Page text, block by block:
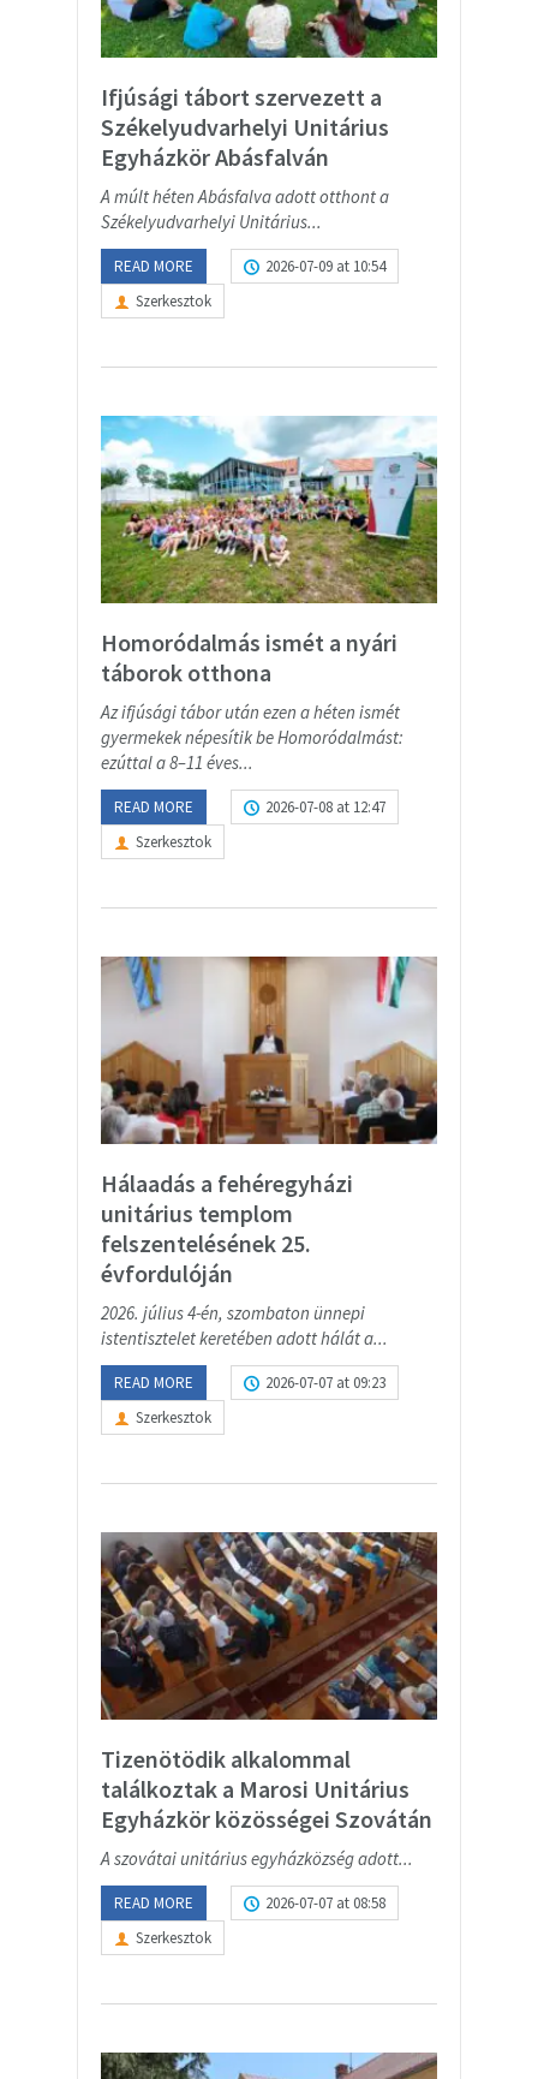
Ifjúsági tábort szervezett a
Székelyudvarhelyi Unitárius
Egyházkör Abásfalván
A múlt héten Abásfalva adott otthont a
Székelyudvarhelyi Unitárius...
READ MORE
2026-07-09 at 10:54
Szerkesztok
Homoródalmás ismét a nyári
táborok otthona
Az ifjúsági tábor után ezen a héten ismét
gyermekek népesítik be Homoródalmást:
ezúttal a 8–11 éves...
READ MORE
2026-07-08 at 12:47
Szerkesztok
Hálaadás a fehéregyházi
unitárius templom
felszentelésének 25.
évfordulóján
2026. július 4-én, szombaton ünnepi
istentisztelet keretében adott hálát a...
READ MORE
2026-07-07 at 09:23
Szerkesztok
Tizenötödik alkalommal
találkoztak a Marosi Unitárius
Egyházkör közösségei Szovátán
A szovátai unitárius egyházközség adott...
READ MORE
2026-07-07 at 08:58
Szerkesztok